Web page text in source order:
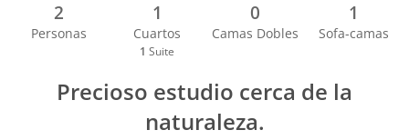
2
Personas
1
Cuartos
1 Suite
0
Camas Dobles
1
Sofa-camas
Precioso estudio cerca de la
naturaleza.